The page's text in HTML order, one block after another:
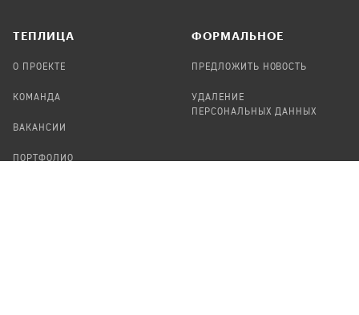
TЕПЛИЦА
О ПРОЕКТЕ
КОМАНДА
ВАКАНСИИ
ПОРТФОЛИО
ФОРМАЛЬНОЕ
ПРЕДЛОЖИТЬ НОВОСТЬ
УДАЛЕНИЕ
ПЕРСОНАЛЬНЫХ ДАННЫХ